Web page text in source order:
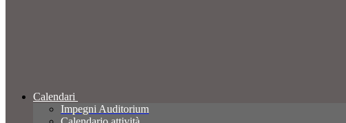
Calendari
Impegni Auditorium